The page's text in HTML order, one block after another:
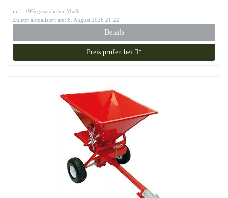
inkl. 19% gesetzlicher MwSt.
Zuletzt aktualisiert am: 6. August 2026 21:22
Details
Preis prüfen bei *